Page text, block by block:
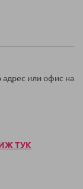
адрес или офис на
ТУК